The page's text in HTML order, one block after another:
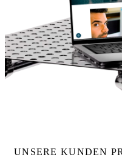
UNSERE KUNDEN